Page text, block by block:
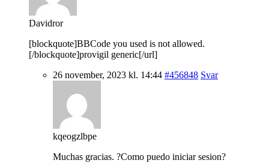
Davidror
[blockquote]BBCode you used is not allowed.
[/blockquote]provigil generic[/url]
26 november, 2023 kl. 14:44 #456848 Svar
kqeogzlbpe
Muchas gracias. ?Como puedo iniciar sesion?